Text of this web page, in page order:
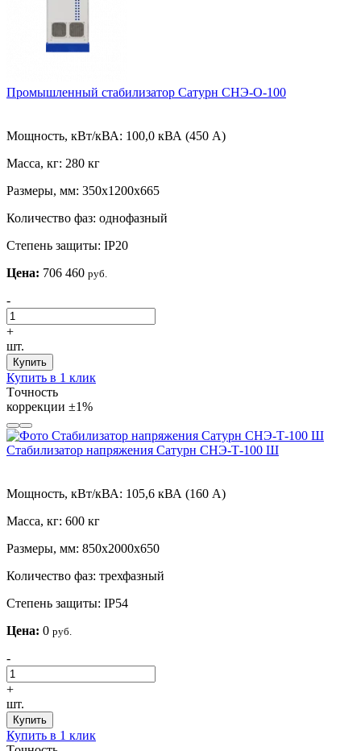
Промышленный стабилизатор Сатурн СНЭ-О-100
Мощность, кВт/кВА: 100,0 кВА (450 А)
Масса, кг: 280 кг
Размеры, мм: 350х1200х665
Количество фаз: однофазный
Степень защиты: IP20
Цена: 706 460 руб.
-
+
шт.
Купить
Купить в 1 клик
Tочность
коррекции ±1%
Стабилизатор напряжения Сатурн СНЭ-Т-100 Ш
Мощность, кВт/кВА: 105,6 кВА (160 А)
Масса, кг: 600 кг
Размеры, мм: 850х2000х650
Количество фаз: трехфазный
Степень защиты: IP54
Цена: 0 руб.
-
+
шт.
Купить
Купить в 1 клик